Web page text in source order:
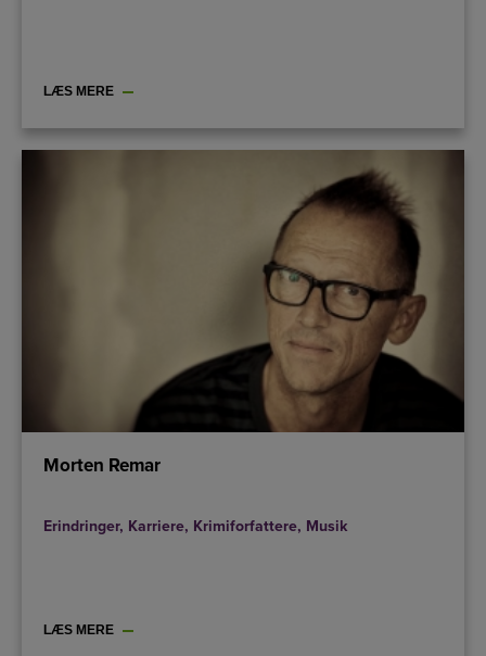
LÆS MERE
Morten Remar
Erindringer, Karriere, Krimiforfattere, Musik
LÆS MERE